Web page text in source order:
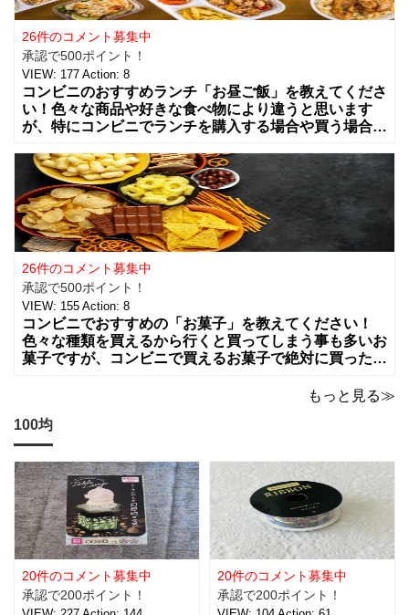
26件のコメント募集中
承認で500ポイント！
VIEW: 177 Action: 8
コンビニのおすすめランチ「お昼ご飯」を教えてくださ
い！色々な商品や好きな食べ物により違うと思います
が、特にコンビニでランチを購入する場合や買う場合に
カップラーメンやコンビニ弁当、総菜やサラダ
26件のコメント募集中
承認で500ポイント！
VIEW: 155 Action: 8
コンビニでおすすめの「お菓子」を教えてください！
色々な種類を買えるから行くと買ってしまう事も多いお
菓子ですが、コンビニで買えるお菓子で絶対に買った方
もっと見る≫
100均
20件のコメント募集中
承認で200ポイント！
20件のコメント募集中
承認で200ポイント！